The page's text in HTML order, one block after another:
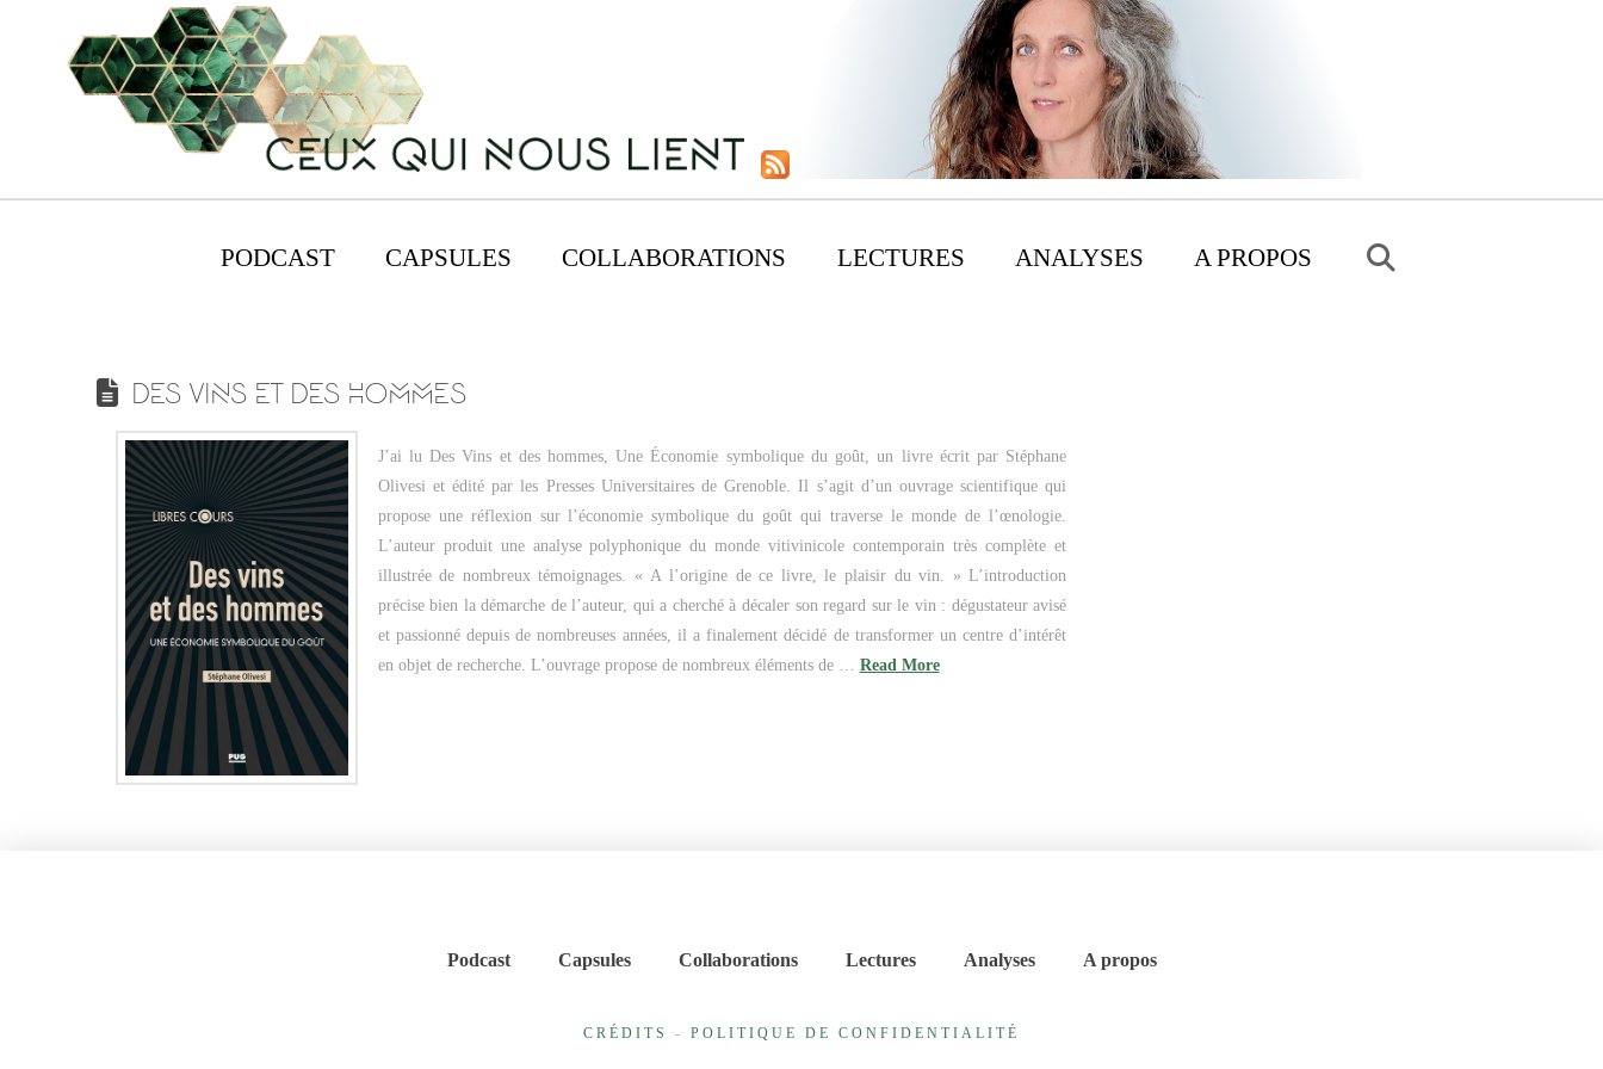
PODCAST CAPSULES COLLABORATIONS LECTURES ANALYSES A PROPOS
DES VINS ET DES HOMMES
J’ai lu Des Vins et des hommes, Une Économie symbolique du goût, un livre écrit par Stéphane
Olivesi et édité par les Presses Universitaires de Grenoble. Il s’agit d’un ouvrage scientifique qui
propose une réflexion sur l’économie symbolique du goût qui traverse le monde de l’œnologie.
L’auteur produit une analyse polyphonique du monde vitivinicole contemporain très complète et
illustrée de nombreux témoignages. « A l’origine de ce livre, le plaisir du vin. » L’introduction
précise bien la démarche de l’auteur, qui a cherché à décaler son regard sur le vin : dégustateur avisé
et passionné depuis de nombreuses années, il a finalement décidé de transformer un centre d’intérêt
en objet de recherche. L’ouvrage propose de nombreux éléments de … Read More
Podcast Capsules Collaborations Lectures Analyses A propos
CRÉDITS - POLITIQUE DE CONFIDENTIALITÉ